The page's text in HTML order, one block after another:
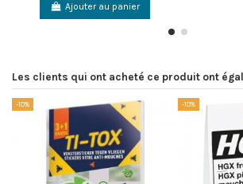
Ajouter au panier
Les clients qui ont acheté ce produit ont
-10% -10%